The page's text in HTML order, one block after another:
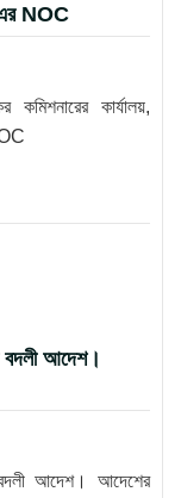
এর NOC
কার্যালয়,
বদলী আদেশ।
বদলী আদেশ। আদেশের